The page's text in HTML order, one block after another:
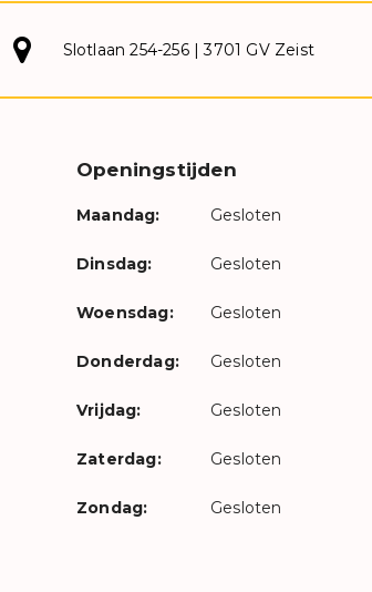
Slotlaan 254-256 | 3701 GV Zeist
Openingstijden
Maandag: Gesloten
Dinsdag: Gesloten
Woensdag: Gesloten
Donderdag: Gesloten
Vrijdag: Gesloten
Zaterdag: Gesloten
Zondag: Gesloten